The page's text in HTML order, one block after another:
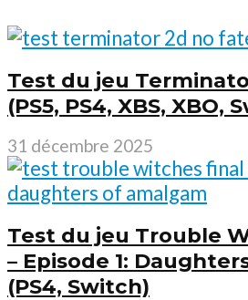
Test du jeu
(PS5, PS4, XBS, XBO,
31 décembre 2025
Test du jeu Trouble
– Episode 1:
(PS4, Switch)